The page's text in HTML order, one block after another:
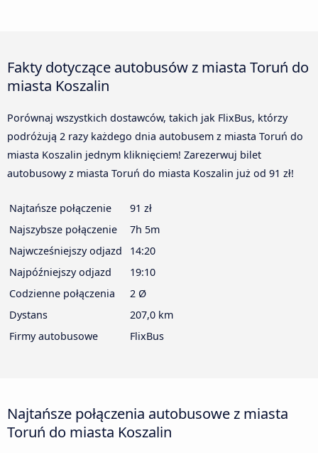
Fakty dotyczące autobusów z miasta Toruń do
miasta Koszalin
Porównaj wszystkich dostawców, takich jak FlixBus, którzy
podróżują 2 razy każdego dnia autobusem z miasta Toruń do
miasta Koszalin jednym kliknięciem! Zarezerwuj bilet
autobusowy z miasta Toruń do miasta Koszalin już od 91 zł!
Najtańsze połączenie
91 zł
Najszybsze połączenie
7h 5m
Najwcześniejszy odjazd
14:20
Najpóźniejszy odjazd
19:10
Codzienne połączenia
2 Ø
Dystans
207,0 km
Firmy autobusowe
FlixBus
Najtańsze połączenia autobusowe z miasta
Toruń do miasta Koszalin